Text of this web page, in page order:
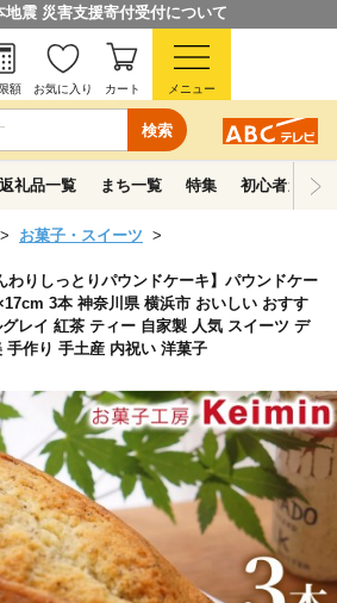
地震 災害支援寄付受付について
検索
額 お気に入り カート メニュー
返礼品一覧 まち一覧 特集 初心者ガイド
お菓子・スイーツ
わりしっとりパウンドケーキ】パウンドケー
3本 神奈川県 横浜市 おいしい おすす
レイ 紅茶 ティー 自家製 人気 スイーツ デ
手作り 手土産 内祝い 洋菓子